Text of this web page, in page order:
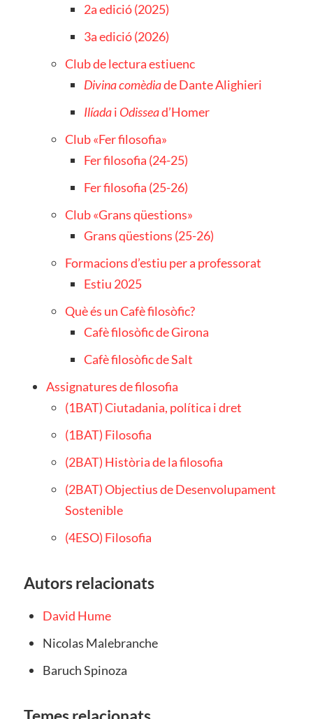
2a edició (2025)
3a edició (2026)
Club de lectura estiuenc
Divina comèdiade Dante Alighieri
Ilíadai Odissead’Homer
Club «Fer filosofia»
Fer filosofia (24-25)
Fer filosofia (25-26)
Club «Grans qüestions»
Grans qüestions (25-26)
Formacions d’estiu per a professorat
Estiu 2025
Què és un Cafè filosòfic?
Cafè filosòfic de Girona
Cafè filosòfic de Salt
Assignatures de filosofia
(1BAT) Ciutadania, política i dret
(1BAT) Filosofia
(2BAT) Història de la filosofia
(2BAT) Objectius de Desenvolupament
Sostenible
(4ESO) Filosofia
Autors relacionats
David Hume
Nicolas Malebranche
Baruch Spinoza